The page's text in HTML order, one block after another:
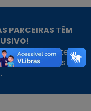
PARCEIRAS TÊM
faz parte da
nossos